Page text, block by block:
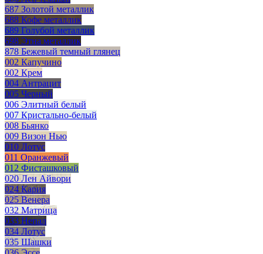
687 Золотой металлик
688 Кофе металлик
689 Голубой металлик
698 Этна металлик
878 Бежевый темный глянец
002 Капучино
002 Крем
004 Антрацит
005 Черный
006 Элитный белый
007 Кристально-белый
008 Бьянко
009 Визон Нью
010 Лотус
011 Оранжевый
012 Фисташковый
020 Лен Айвори
024 Кария
025 Венера
032 Матрица
033 Непал
034 Лотус
035 Шашки